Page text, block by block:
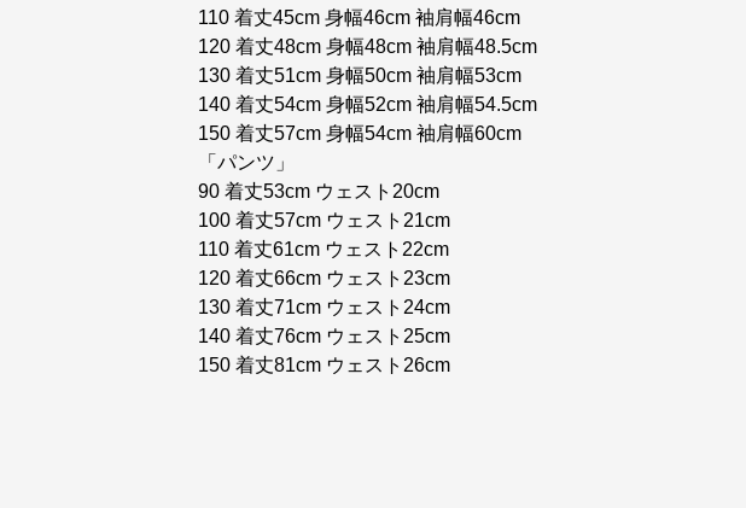
110 着丈45cm 身幅46cm 袖肩幅46cm
120 着丈48cm 身幅48cm 袖肩幅48.5cm
130 着丈51cm 身幅50cm 袖肩幅53cm
140 着丈54cm 身幅52cm 袖肩幅54.5cm
150 着丈57cm 身幅54cm 袖肩幅60cm
「パンツ」
90 着丈53cm ウェスト20cm
100 着丈57cm ウェスト21cm
110 着丈61cm ウェスト22cm
120 着丈66cm ウェスト23cm
130 着丈71cm ウェスト24cm
140 着丈76cm ウェスト25cm
150 着丈81cm ウェスト26cm